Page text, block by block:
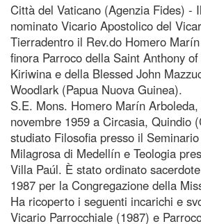
Città del Vaticano (Agenzia Fides) -
nominato Vicario Apostolico del
Tierradentro il Rev.do Homero
finora Parroco della Saint Anthony of
Kiriwina e della Blessed John
Woodlark (Papua Nuova Guinea).
S.E. Mons. Homero Marín
novembre 1959 a Circasia, Quindio
studiato Filosofia presso il
Milagrosa di Medellín e Teologia
Villa Paúl. È stato ordinato
1987 per la Congregazione della
Ha ricoperto i seguenti incarichi e
Vicario Parrocchiale (1987) e